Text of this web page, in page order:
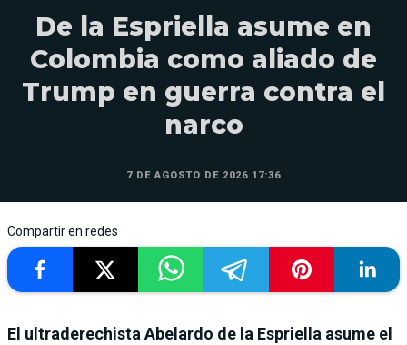
De la Espriella asume en
Colombia como aliado de
Trump en guerra contra el
narco
7 DE AGOSTO DE 2026 17:36
Compartir en redes
El ultraderechista Abelardo de la Espriella asume el